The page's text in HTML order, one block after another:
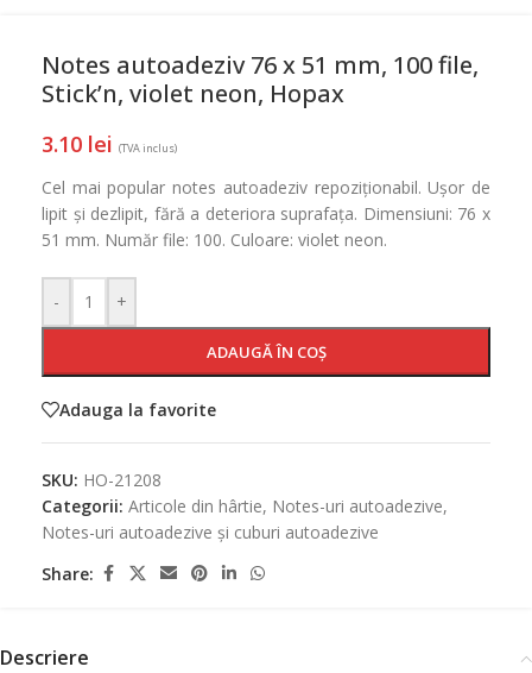
Notes autoadeziv 76 x 51 mm, 100 file,
Stick’n, violet neon, Hopax
3.10 lei (TVA inclus)
Cel mai popular notes autoadeziv repoziționabil. Ușor de
lipit și dezlipit, fără a deteriora suprafața. Dimensiuni: 76 x
51 mm. Număr file: 100. Culoare: violet neon.
- +
ADAUGĂ ÎN COȘ
Adauga la favorite
SKU: HO-21208
Categorii: Articole din hârtie, Notes-uri autoadezive,
Notes-uri autoadezive și cuburi autoadezive
Share:
Descriere